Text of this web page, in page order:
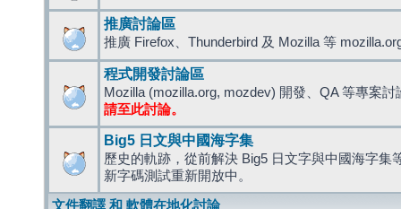
推廣討論區
推廣 Firefox、Thunderbird 及 Mozilla 等
程式開發討論區
Mozilla (mozilla.org, mozdev) 開發、QA 等專案討
請至此討論。
Big5 日文與中國海字集
歷史的軌跡，從前解決 Big5 日文字與中國海字集
新字碼測試重新開放中。
文件翻譯 和 軟體在地化討論